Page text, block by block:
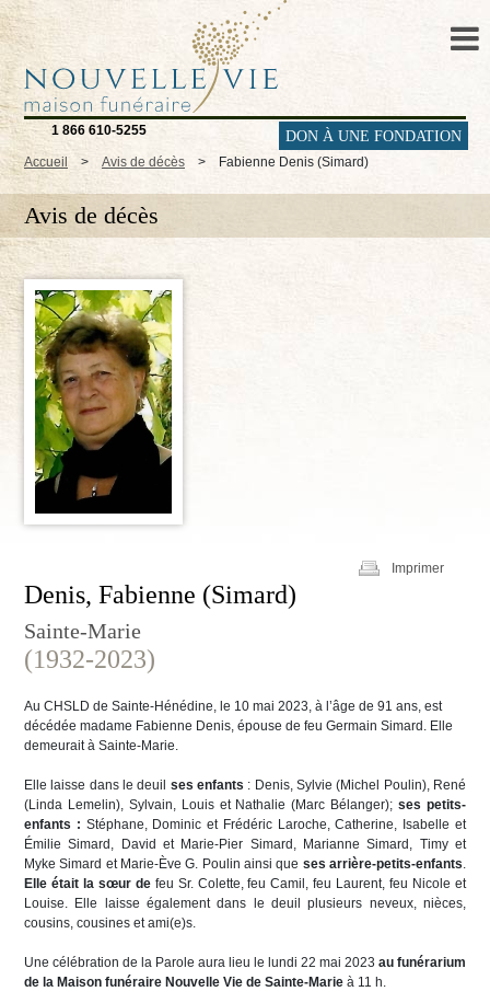
1 866 610-5255 DON À UNE FONDATION
Accueil > Avis de décès > Fabienne Denis (Simard)
Avis de décès
Imprimer
Denis, Fabienne (Simard)
Sainte-Marie
(1932-2023)
Au CHSLD de Sainte-Hénédine, le 10 mai 2023, à l’âge de 91 ans, est
décédée madame Fabienne Denis, épouse de feu Germain Simard. Elle
demeurait à Sainte-Marie.
Elle laisse dans le deuil ses enfants : Denis, Sylvie (Michel Poulin), René
(Linda Lemelin), Sylvain, Louis et Nathalie (Marc Bélanger);ses petits-
enfants : Stéphane, Dominic et Frédéric Laroche, Catherine, Isabelle et
Émilie Simard, David et Marie-Pier Simard, Marianne Simard, Timy et
Myke Simard et Marie-Ève G. Poulin ainsi que ses arrière-petits-enfants.
Elle était la sœur defeu Sr. Colette, feu Camil, feu Laurent, feu Nicole et
Louise. Elle laisse également dans le deuil plusieurs neveux, nièces,
cousins, cousines et ami(e)s.
Une célébration de la Parole aura lieu le lundi 22 mai 2023 au funérarium
de la Maison funéraire Nouvelle Vie de Sainte-Marie à 11 h.